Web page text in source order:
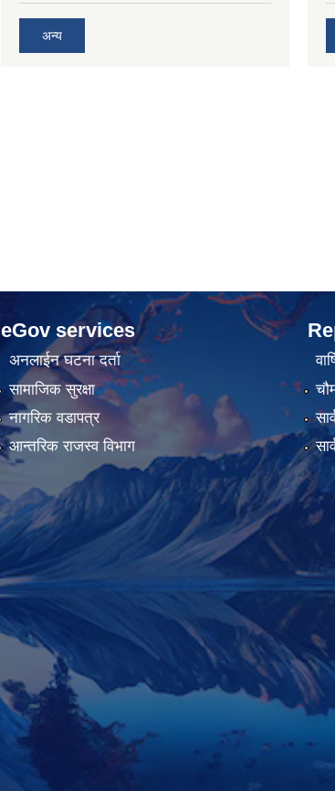
अन्य
eGov services
अनलाईन घटना दर्ता
सामाजिक सुरक्षा
नागरिक वडापत्र
आन्तरिक राजस्व विभाग